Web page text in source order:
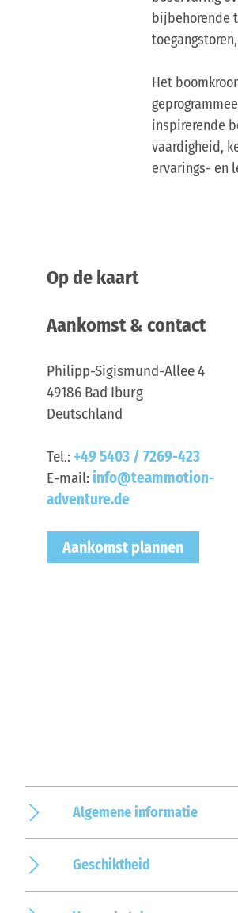
bijbehorende
Het
inspirerende
vaardigheid,
ervarings- en
Op de kaart
Aankomst & contact
Philipp-Sigismund-Allee 4
49186 Bad Iburg
Deutschland
Tel.: +49 5403 / 7269-423
E-mail: info@teammotion-
adventure.de
Aankomst plannen
Algemene informatie
Geschiktheid